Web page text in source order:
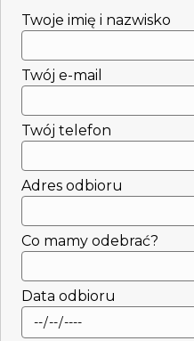
Twoje imię i nazwisko
Twój e-mail
Twój telefon
Adres odbioru
Co mamy odebrać?
Data odbioru